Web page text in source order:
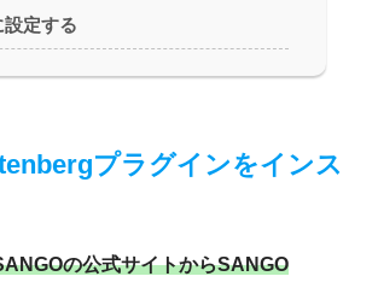
設定する
プラグインをインス
の公式サイトからSANGO